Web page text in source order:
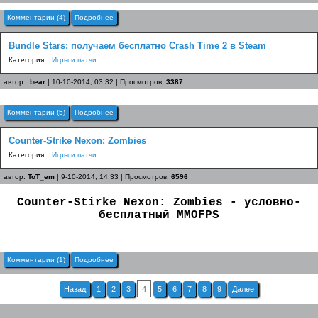
Комментарии (4) Подробнее
Bundle Stars: получаем бесплатно Crash Time 2 в Steam
Категория: Игры и патчи
автор: .bear | 10-10-2014, 03:32 | Просмотров: 3387
Комментарии (5) Подробнее
Counter-Strike Nexon: Zombies
Категория: Игры и патчи
автор: ToT_em | 9-10-2014, 14:33 | Просмотров: 6596
Counter-Stirke Nexon: Zombies - условно-
бесплатный MMOFPS
Комментарии (1) Подробнее
Назад 1 2 3 4 5 6 7 8 9 Далее